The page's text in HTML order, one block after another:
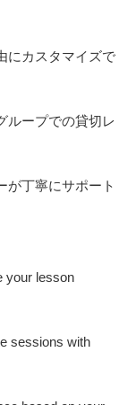
にカスタマイズで
ループでの貸切レ
が丁寧にサポート
your lesson
sessions with